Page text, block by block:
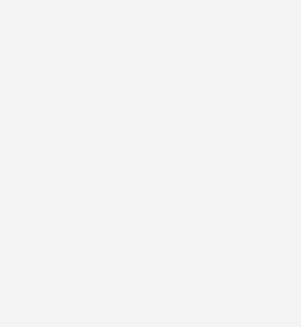
DIN EN 1995-1-1
Brandwand, DIN 1052
des Baustatik-Moduls
zu S384.de